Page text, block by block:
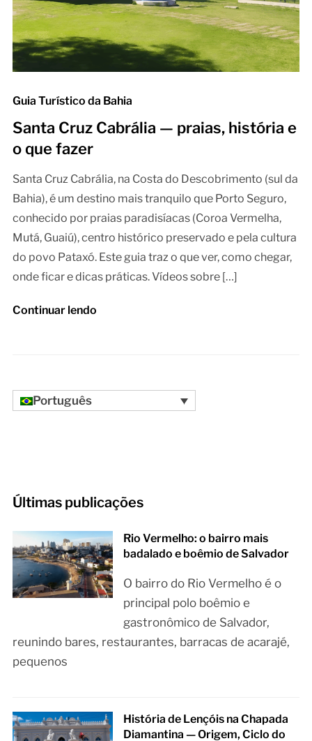
Guia Turístico da Bahia
Santa Cruz Cabrália — praias, história e
o que fazer
Santa Cruz Cabrália, na Costa do Descobrimento (sul da
Bahia), é um destino mais tranquilo que Porto Seguro,
conhecido por praias paradisíacas (Coroa Vermelha,
Mutá, Guaiú), centro histórico preservado e pela cultura
do povo Pataxó. Este guia traz o que ver, como chegar,
onde ficar e dicas práticas. Vídeos sobre […]
Continuar lendo
Português
Últimas publicações
Rio Vermelho: o bairro mais
badalado e boêmio de Salvador
O bairro do Rio Vermelho é o
principal polo boêmio e
gastronômico de Salvador,
reunindo bares, restaurantes, barracas de acarajé,
pequenos
História de Lençóis na Chapada
Diamantina — Origem, Ciclo do